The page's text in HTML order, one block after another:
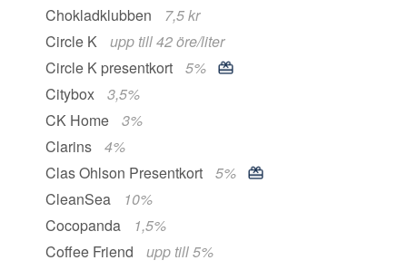
Chokladklubben
7,5 kr
Circle K
upp till 42 öre/liter
Circle K presentkort
5%
Citybox
3,5%
CK Home
3%
Clarins
4%
Clas Ohlson Presentkort
5%
CleanSea
10%
Cocopanda
1,5%
Coffee Friend
upp till 5%